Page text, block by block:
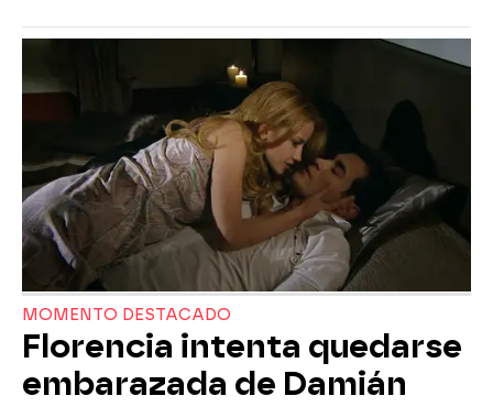
MOMENTO DESTACADO
Florencia intenta quedarse
embarazada de Damián